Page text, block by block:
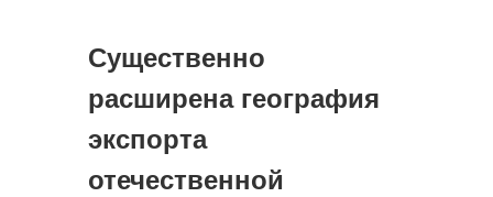
Существенно
расширена география
экспорта
отечественной